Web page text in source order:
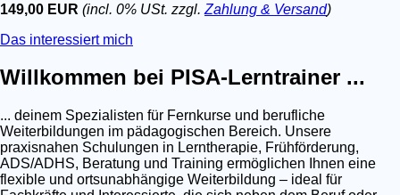
149,00 EUR (incl. 0% USt. zzgl. Zahlung & Versand)
Das interessiert mich
Willkommen bei PISA-Lerntrainer ...
... deinem Spezialisten für Fernkurse und berufliche
Weiterbildungen im pädagogischen Bereich. Unsere
praxisnahen Schulungen in Lerntherapie, Frühförderung,
ADS/ADHS, Beratung und Training ermöglichen Ihnen eine
flexible und ortsunabhängige Weiterbildung – ideal für